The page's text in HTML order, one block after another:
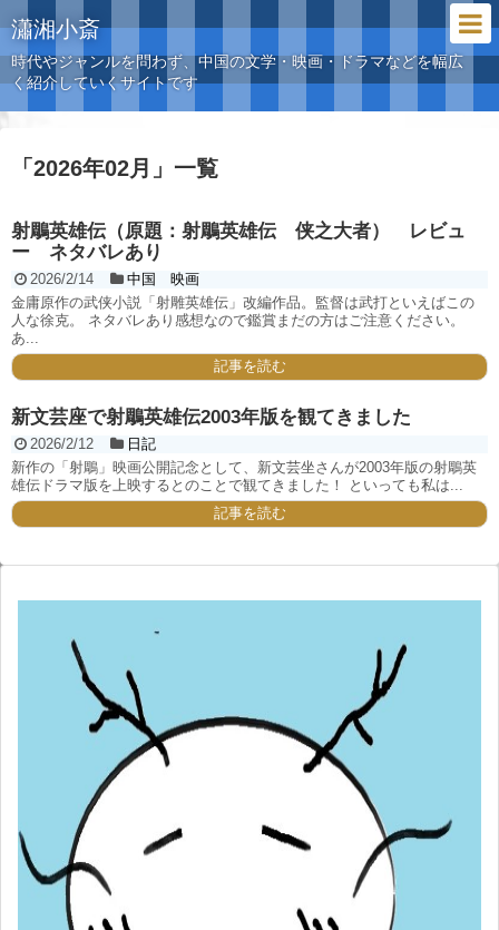
瀟湘小斎
時代やジャンルを問わず、中国の文学・映画・ドラマなどを幅広
く紹介していくサイトです
「 2026年02月 」 一覧
射鵰英雄伝（原題：射鵰英雄伝 侠之大者） レビュ
ー ネタバレあり
2026/2/14
中国 映画
金庸原作の武侠小説「射雕英雄伝」改編作品。監督は武打といえばこの
人な徐克。 ネタバレあり感想なので鑑賞まだの方はご注意ください。
あ...
記事を読む
新文芸座で射鵰英雄伝2003年版を観てきました
2026/2/12
日記
新作の「射鵰」映画公開記念として、新文芸坐さんが2003年版の射鵰英
雄伝ドラマ版を上映するとのことで観てきました！ といっても私は...
記事を読む